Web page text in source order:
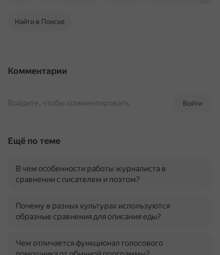
Найти в Поиске
Комментарии
Войти
Войдите, чтобы комментировать
Ещё по теме
В чем особенности работы журналиста в
сравнении с писателем и поэтом?
Почему в разных культурах используются
образные сравнения для описания еды?
Чем отличается функционал голосового